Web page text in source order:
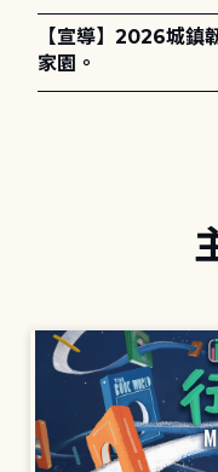
【宣導】2026城鎮
家園。